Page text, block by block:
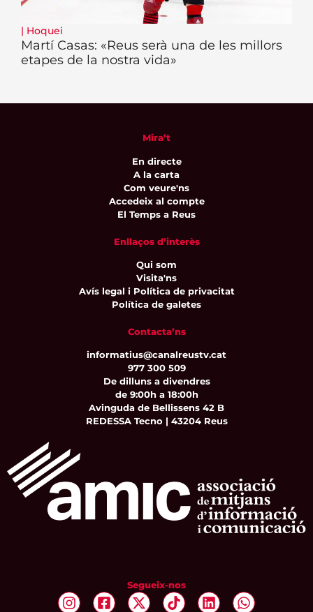
| Hoquei
Martí Casas: «Reus serà una de les millors
etapes de la nostra vida»
Mira’t
En directe
A la carta
Com veure'ns
Accedeix al compte
El Temps a Reus
Enllaços d’interès
Qui som
Visita'ns
Avís legal i Política de privacitat
Política de galetes
Contacta’ns
informatius@canalreustv.cat
977 300 509
De dilluns a divendres
de 9:00h a 18:00h
Avinguda de Bellissens 42 B
REDESSA Tecno | 43204 Reus
Segueix-nos